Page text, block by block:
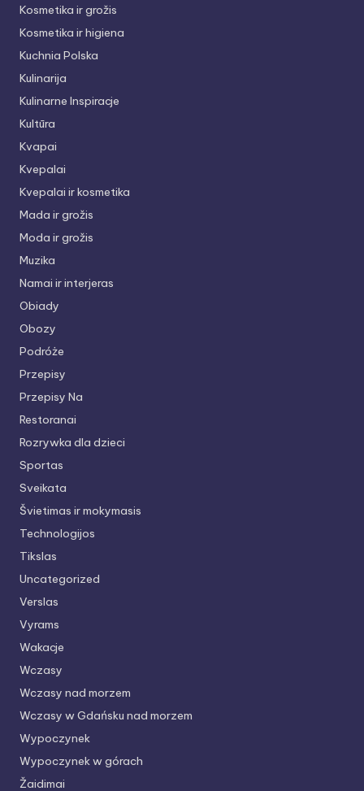
Kosmetika ir grožis
Kosmetika ir higiena
Kuchnia Polska
Kulinarija
Kulinarne Inspiracje
Kultūra
Kvapai
Kvepalai
Kvepalai ir kosmetika
Mada ir grožis
Moda ir grožis
Muzika
Namai ir interjeras
Obiady
Obozy
Podróże
Przepisy
Przepisy Na
Restoranai
Rozrywka dla dzieci
Sportas
Sveikata
Švietimas ir mokymasis
Technologijos
Tikslas
Uncategorized
Verslas
Vyrams
Wakacje
Wczasy
Wczasy nad morzem
Wczasy w Gdańsku nad morzem
Wypoczynek
Wypoczynek w górach
Žaidimai